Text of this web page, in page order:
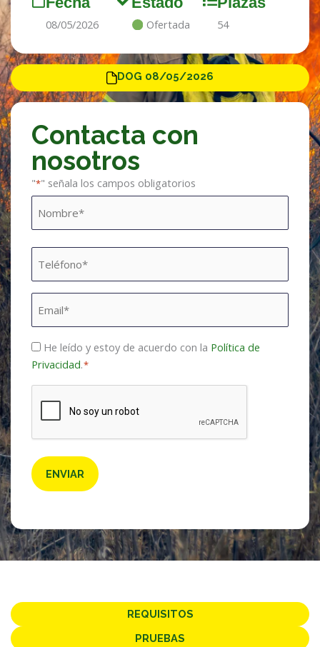
08/05/2026 Ofertada 54
DOG 08/05/2026
Contacta con
nosotros
"*" señala los campos obligatorios
Nombre
Consentimiento
*
He leído y estoy de acuerdo con la Política de
Privacidad.*
REQUISITOS
PRUEBAS